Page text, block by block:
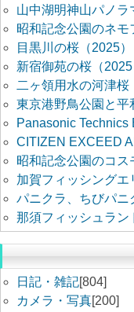
山中湖明神山パノラ
昭和記念公園のネモ
目黒川の桜（2025）
新宿御苑の桜（2025
二ヶ領用水の河津桜
東京港野鳥公園と平
Panasonic Technics
CITIZEN EXCEED
昭和記念公園のコス
加賀フィッシングエ
パニクラ、ちびパニ
那須フィッシュラン
日記・雑記[804]
カメラ・写真[200]